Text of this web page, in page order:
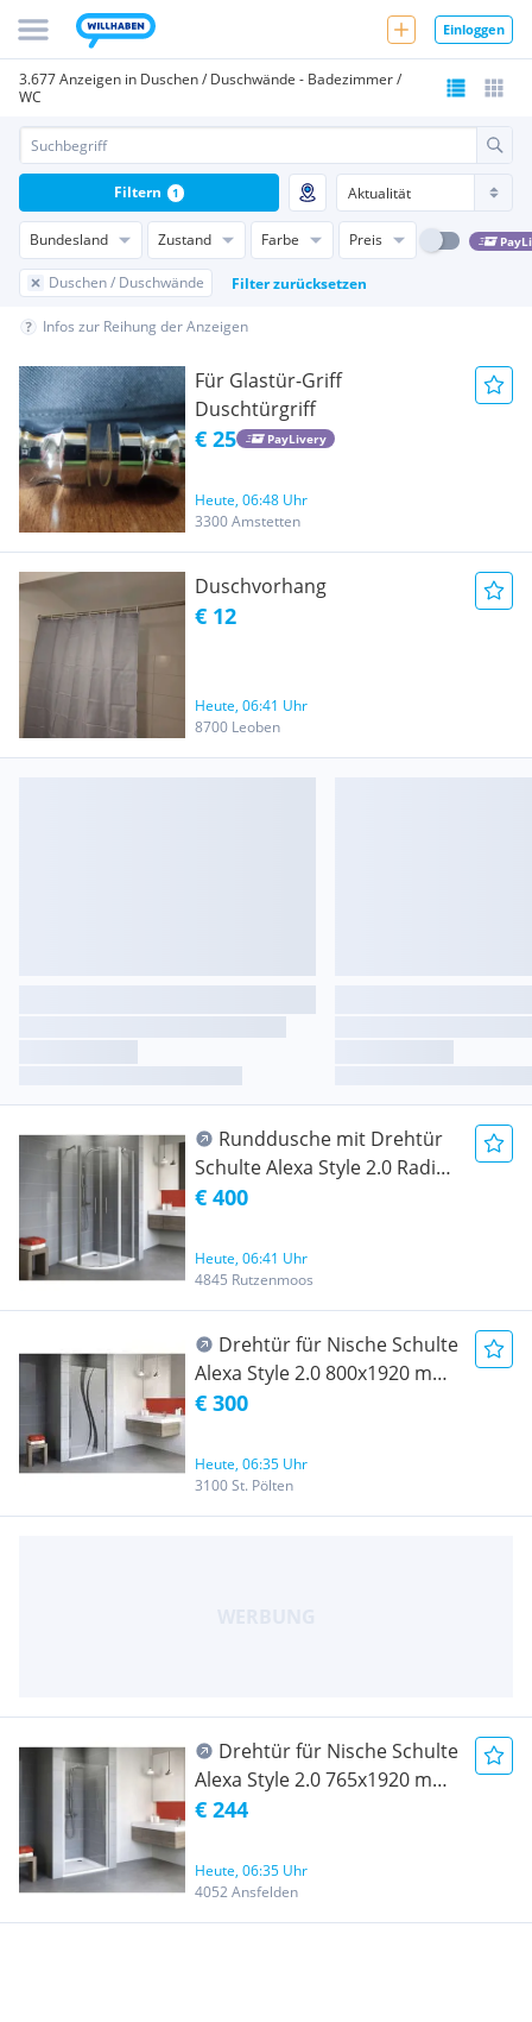
Einloggen
3.677 Anzeigen in Duschen / Duschwände - Badezimmer /
WC
Bundesland Zustand Farbe Preis
Duschen / Duschwände Filter zurücksetzen
Filtern 1
Infos zur Reihung der Anzeigen
Für Glastür-Griff
Duschtürgriff
€ 25 PayLivery
Heute, 06:48 Uhr
3300 Amstetten
Duschvorhang
€ 12
Heute, 06:41 Uhr
8700 Leoben
Runddusche mit Drehtür
Schulte Alexa Style 2.0 Radius
550 mm 800x900x1920 mm
€ 400
Heute, 06:41 Uhr
4845 Rutzenmoos
Drehtür für Nische Schulte
Alexa Style 2.0 800x1920 mm
Dekorglas Liane chromoptik
€ 300
Heute, 06:35 Uhr
3100 St. Pölten
Drehtür für Nische Schulte
Alexa Style 2.0 765x1920 mm
Echtglas Klar hell Alpinweiss
€ 244
Heute, 06:35 Uhr
4052 Ansfelden